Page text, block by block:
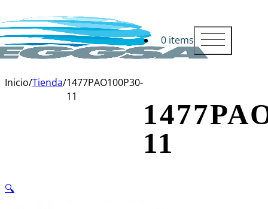
0 items
Inicio/Tienda/1477PAO100P30-
11
11
🔍